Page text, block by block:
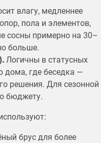
влагу, медленнее
пола и элементов,
сосны примерно на 30–
больше.
Логичны в статусных
дома, где беседка —
решения. Для сезонной
бюджету.
брус для более